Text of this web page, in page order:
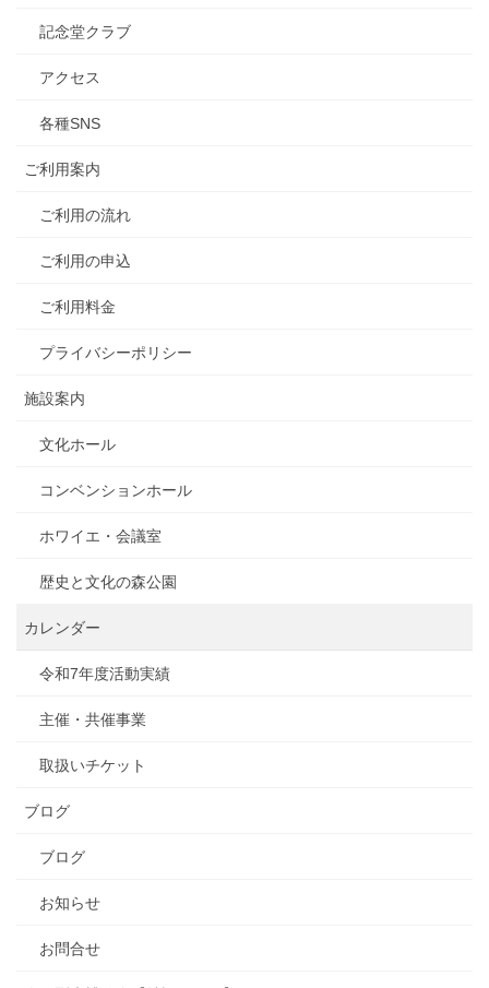
記念堂クラブ
アクセス
各種SNS
ご利用案内
ご利用の流れ
ご利用の申込
ご利用料金
プライバシーポリシー
施設案内
文化ホール
コンベンションホール
ホワイエ・会議室
歴史と文化の森公園
カレンダー
令和7年度活動実績
主催・共催事業
取扱いチケット
ブログ
ブログ
お知らせ
お問合せ